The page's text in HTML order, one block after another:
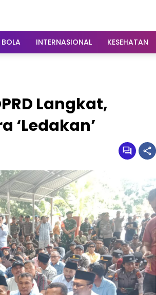
BOLA INTERNASIONAL KESEHATAN
Langkat,
‘Ledakan’